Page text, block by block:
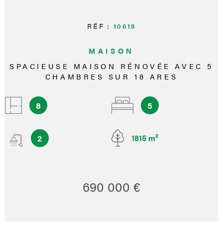
RÉF : 10619
MAISON
SPACIEUSE MAISON RÉNOVÉE AVEC 5
CHAMBRES SUR 18 ARES
8 5
2 1815 m²
690 000 €